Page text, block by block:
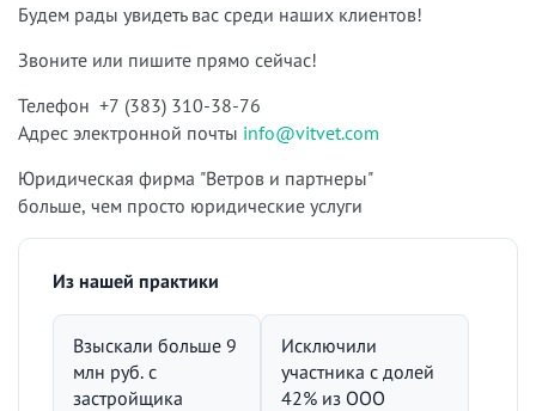
Будем рады увидеть вас среди наших клиентов!
Звоните или пишите прямо сейчас!
Телефон +7 (383) 310-38-76
Адрес электронной почты info@vitvet.com
Юридическая фирма "Ветров и партнеры"
больше, чем просто юридические услуги
Из нашей практики
Взыскали больше 9
млн руб. с
застройщика
Исключили
участника с долей
42% из ООО